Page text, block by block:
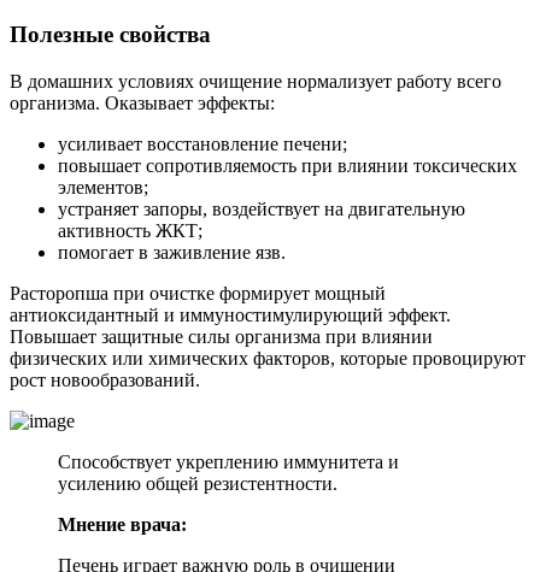
Полезные свойства
В домашних условиях очищение нормализует работу всего
организма. Оказывает эффекты:
усиливает восстановление печени;
повышает сопротивляемость при влиянии токсических
элементов;
устраняет запоры, воздействует на двигательную
активность ЖКТ;
помогает в заживление язв.
Расторопша при очистке формирует мощный
антиоксидантный и иммуностимулирующий эффект.
Повышает защитные силы организма при влиянии
физических или химических факторов, которые провоцируют
рост новообразований.
Способствует укреплению иммунитета и
усилению общей резистентности.
Мнение врача:
Печень играет важную роль в очищении